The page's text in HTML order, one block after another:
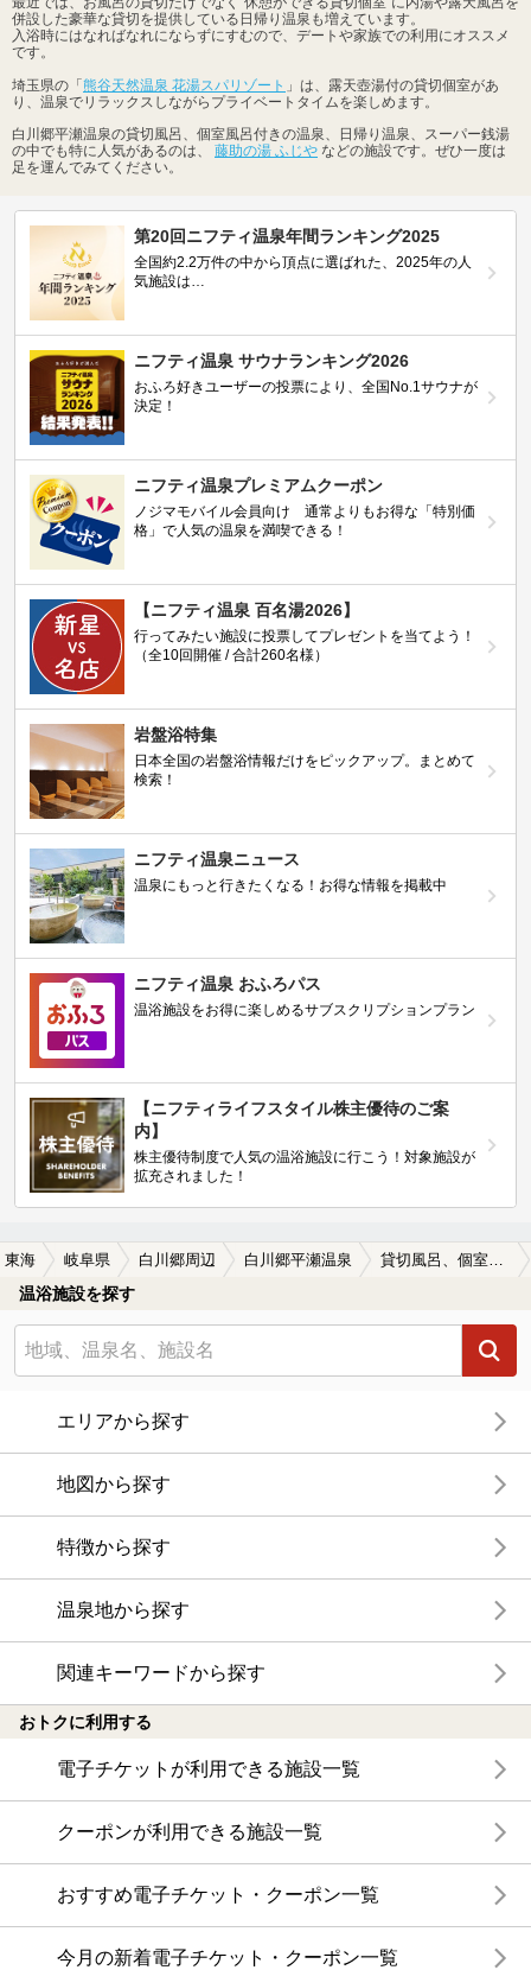
併設した豪華な貸切を提供している日帰り温泉も増えています。
入浴時にはなればなれにならずにすむので、デートや家族での利用にオススメ
です。
埼玉県の「熊谷天然温泉 花湯スパリゾート 」は、露天壺湯付の貸切個室があ
り、温泉でリラックスしながらプライベートタイムを楽しめます。
白川郷平瀬温泉の貸切風呂、個室風呂付きの温泉、日帰り温泉、スーパー銭湯
の中でも特に人気があるのは、 藤助の湯 ふじや などの施設です。ぜひ一度は
足を運んでみてください。
第20回ニフティ温泉年間ランキング2025
全国約2.2万件の中から頂点に選ばれた、2025年の人
気施設は…
ニフティ温泉 サウナランキング2026
おふろ好きユーザーの投票により、全国No.1サウナが
決定！
ニフティ温泉プレミアムクーポン
ノジマモバイル会員向け 通常よりもお得な「特別価
格」で人気の温泉を満喫できる！
【ニフティ温泉 百名湯2026】
行ってみたい施設に投票してプレゼントを当てよう！
（全10回開催 / 合計260名様）
岩盤浴特集
日本全国の岩盤浴情報だけをピックアップ。まとめて
検索！
ニフティ温泉ニュース
温泉にもっと行きたくなる！お得な情報を掲載中
ニフティ温泉 おふろパス
温浴施設をお得に楽しめるサブスクリプションプラン
【ニフティライフスタイル株主優待のご案
内】
株主優待制度で人気の温浴施設に行こう！対象施設が
拡充されました！
東海 岐阜県 白川郷周辺 白川郷平瀬温泉 貸切風呂、個室風呂付きの白川郷平瀬温泉の温泉、日帰り温泉、スーパー銭湯おすすめ
温浴施設を探す
エリアから探す
地図から探す
特徴から探す
温泉地から探す
関連キーワードから探す
おトクに利用する
電子チケットが利用できる施設一覧
クーポンが利用できる施設一覧
おすすめ電子チケット・クーポン一覧
今月の新着電子チケット・クーポン一覧